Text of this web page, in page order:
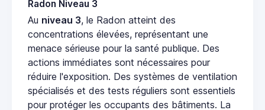
Radon Niveau 3
Au niveau 3, le Radon atteint des
concentrations élevées, représentant une
menace sérieuse pour la santé publique. Des
actions immédiates sont nécessaires pour
réduire l'exposition. Des systèmes de ventilation
spécialisés et des tests réguliers sont essentiels
pour protéger les occupants des bâtiments. La